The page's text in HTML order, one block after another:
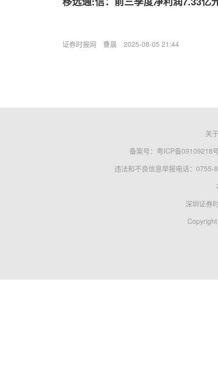
证券时报网 曹晨 2025-08-05 21:44
关
备案号： 粤ICP备09109218
违法和不良信息举报电话：0755-
深圳证券